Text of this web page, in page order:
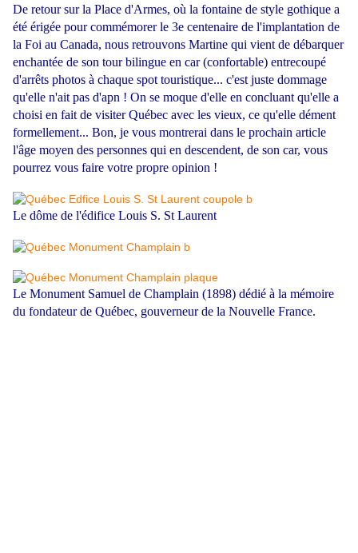
De retour sur la Place d'Armes, où la fontaine de style gothique a
été érigée pour commémorer le 3e centenaire de l'implantation de
la Foi au Canada, nous retrouvons Martine qui vient de débarquer
enchantée de son tour bilingue en car (confortable) entrecoupé
d'arrêts photos à chaque spot touristique... c'est juste dommage
qu'elle n'ait pas d'apn ! On se moque d'elle en concluant qu'elle a
choisi en fait de visiter Québec avec les vieux, ce qu'elle dément
formellement... Bon, je vous montrerai dans le prochain article
l'âge moyen des personnes qui en descendent, de son car, vous
pourrez vous faire votre propre opinion !
Le dôme de l'édifice Louis S. St Laurent
Le Monument Samuel de Champlain (1898) dédié à la mémoire
du fondateur de Québec, gouverneur de la Nouvelle France.